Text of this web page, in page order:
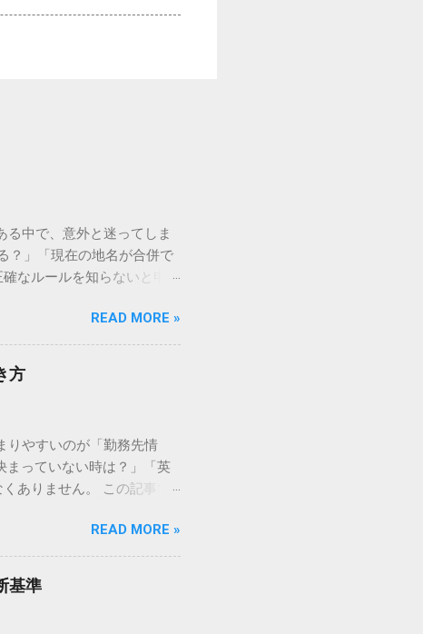
る中で、意外と迷ってしま
？」「現在の地名が合併で
なルールを知らないと申請
申請「出生した市区町村
字（ローマ字）」で行うの
「手元のパスポートに記載
地」欄には、都道府県名
City of Birth）」と「出生
SHINJUKU-KU 例：横浜
には「SHINJUKU」
。 迷いやすいケース別・具
称」を記入します。ただ
題にはなりませんが、現在
生地が特定できな...
READ MORE »
方
りやすいのが「勤務先情
まっていない時は？」「英
ありません。 この記事で
Information）の書
か」を確認するために勤務
力します。名刺や会社の
OFFICE WORKER （事
問題ありません。 勤務先名
READ MORE »
基準